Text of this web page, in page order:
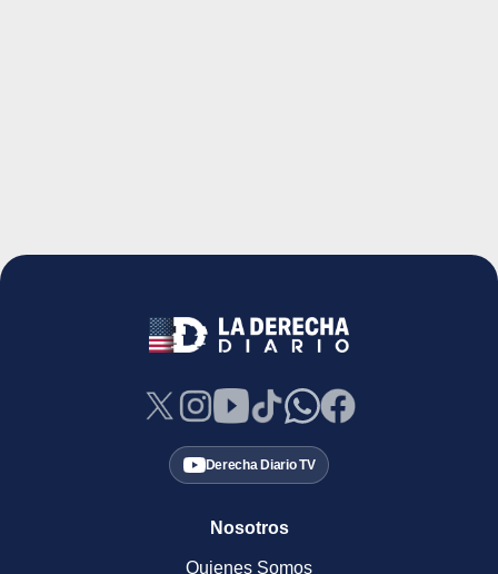
Derecha Diario TV
Nosotros
Quienes Somos